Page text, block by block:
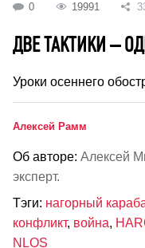
0 19991
ДВЕ ТАКТИКИ –
Уроки осеннего
Алексей Рамм
Об авторе: Алексей
эксперт.
Тэги: нагорный
конфликт, война,
NLOS